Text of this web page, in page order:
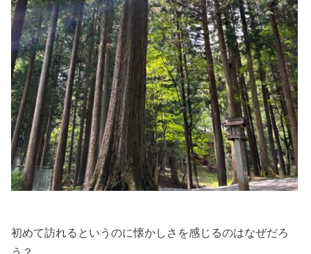
初めて訪れるというのに懐かしさを感じるのはなぜだろ